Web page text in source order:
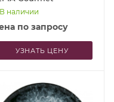
В наличии
по запросу
УЗНАТЬ ЦЕНУ